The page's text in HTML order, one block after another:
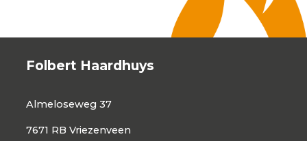
Folbert Haardhuys
Almeloseweg 37
7671 RB Vriezenveen